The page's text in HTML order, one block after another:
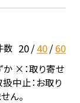
数 20 40 60
×：取り寄せ
中止：お取り
ん。